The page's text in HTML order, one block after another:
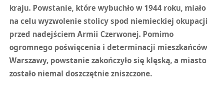
kraju. Powstanie, które wybuchło w 1944 roku, miało
na celu wyzwolenie stolicy spod niemieckiej okupacji
przed nadejściem Armii Czerwonej. Pomimo
ogromnego poświęcenia i determinacji mieszkańców
Warszawy, powstanie zakończyło się klęską, a miasto
zostało niemal doszczętnie zniszczone.